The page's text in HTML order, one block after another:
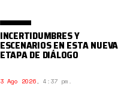
INCERTIDUMBRES Y
ESCENARIOS EN ESTA NUEVA
ETAPA DE DIÁLOGO
3 Ago 2026, 4:37 pm.